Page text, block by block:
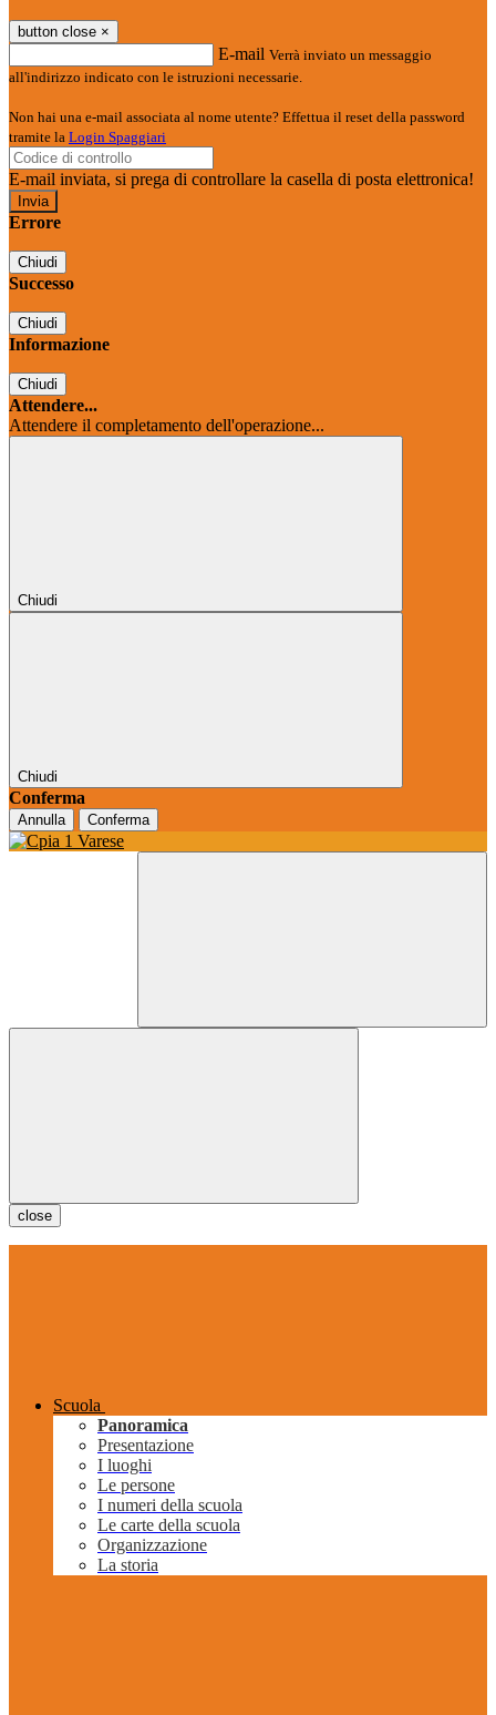
button close ×
E-mail Verrà inviato un messaggio
all'indirizzo indicato con le istruzioni necessarie.
Non hai una e-mail associata al nome utente? Effettua il reset della password
tramite la Login Spaggiari
E-mail inviata, si prega di controllare la casella di posta elettronica!
Errore
Chiudi
Successo
Chiudi
Informazione
Chiudi
Attendere...
Attendere il completamento dell'operazione...
Chiudi
Chiudi
Conferma
Annulla Conferma
close
Scuola
Panoramica
Presentazione
I luoghi
Le persone
I numeri della scuola
Le carte della scuola
Organizzazione
La storia